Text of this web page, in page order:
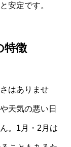
安定です。
特徴
はありませ
天気の悪い日
。1月・2月は